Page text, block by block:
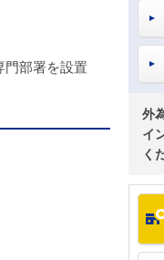
門部署を設置
外
イ
く